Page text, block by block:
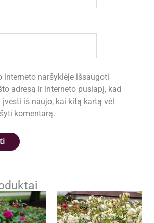
interneto naršyklėje išsaugoti
adresą ir interneto puslapį, kad
įvesti iš naujo, kai kitą kartą vėl
komentarą.